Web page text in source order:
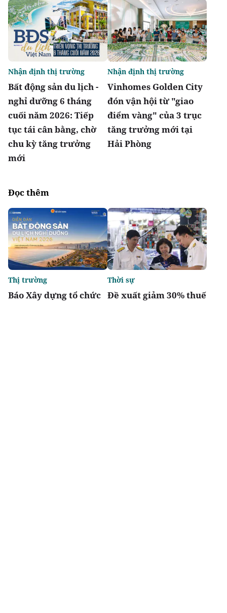
Bất động sản du lịch -
nghỉ dưỡng 6 tháng
cuối năm 2026: Tiếp
tục tái cân bằng, chờ
chu kỳ tăng trưởng
mới
Nhận định thị trường
Vinhomes Golden City
đón vận hội từ "giao
điểm vàng" của 3 trục
tăng trưởng mới tại
Hải Phòng
Nhận định thị trường
Đọc thêm
Báo Xây dựng tổ chức
Thị trường
Đề xuất giảm 30% thuế
Thời sự